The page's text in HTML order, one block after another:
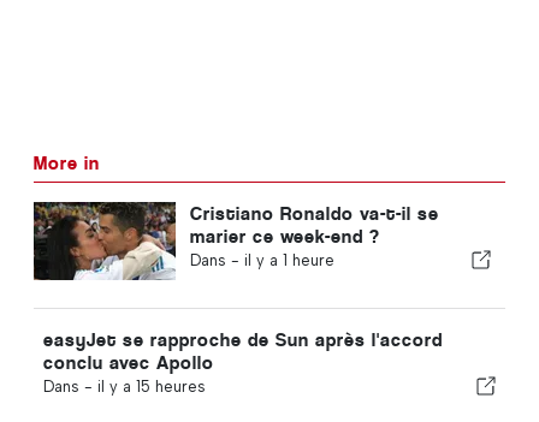
More in
Cristiano Ronaldo va-t-il se
marier ce week-end ?
Dans - il y a 1 heure
easyJet se rapproche de Sun après l'accord
conclu avec Apollo
Dans - il y a 15 heures